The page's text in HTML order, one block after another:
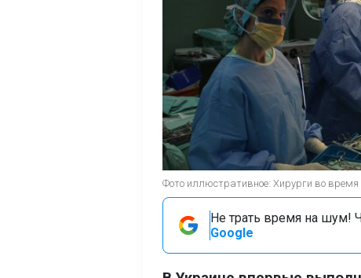
Фото иллюстративное: Хирурги во время
Не трать время на шум!
Google